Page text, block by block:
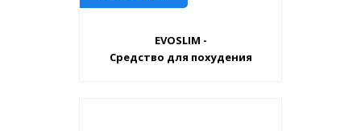
EVOSLIM -
Средство для похудения